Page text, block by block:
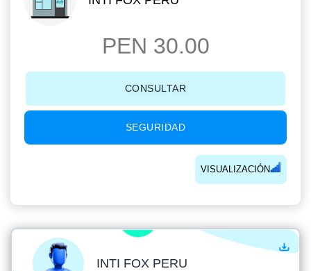
PEN 30.00
CONSULTAR
SEGURIDAD
VISUALIZACIÓN
INTI FOX PERU